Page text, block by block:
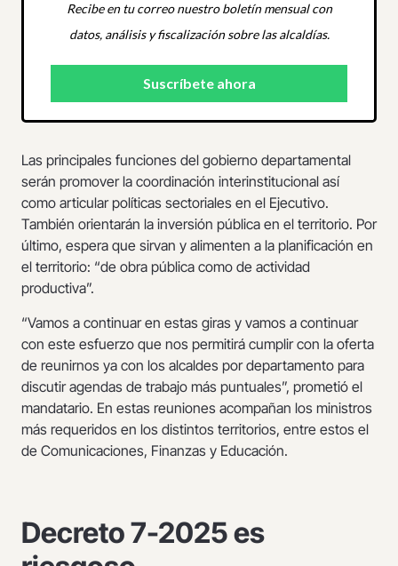
Recibe en tu correo nuestro boletín mensual con
datos, análisis y fiscalización sobre las alcaldías.
Las principales funciones del gobierno departamental
serán promover la coordinación interinstitucional así
como articular políticas sectoriales en el Ejecutivo.
También orientarán la inversión pública en el territorio. Por
último, espera que sirvan y alimenten a la planificación en
el territorio: “de obra pública como de actividad
productiva”.
“Vamos a continuar en estas giras y vamos a continuar
con este esfuerzo que nos permitirá cumplir con la oferta
de reunirnos ya con los alcaldes por departamento para
discutir agendas de trabajo más puntuales”, prometió el
mandatario. En estas reuniones acompañan los ministros
más requeridos en los distintos territorios, entre estos el
de Comunicaciones, Finanzas y Educación.
Decreto 7-2025 es